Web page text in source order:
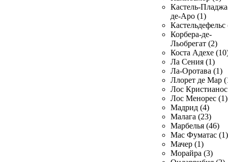
Кастель-
де-Аро (1)
Кастельдефельс
Корбера-де-
Льобрегат (2)
Коста Адехе
Ла Сения (1)
Ла-Оротава (1)
Ллорет де Мар
Лос
Лос Менорес (1)
Мадрид (4)
Малага (23)
Марбелья (46)
Мас Фуматас (1)
Мачер (1)
Морайра (3)